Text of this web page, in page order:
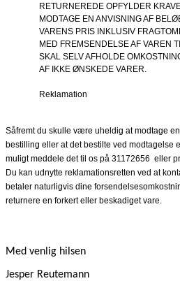
RETURNEREDE OPFYLDER
MODTAGE EN ANVISNING AF
VARENS PRIS INKLUSIV
MED FREMSENDELSE AF VAREN
SKAL SELV AFHOLDE
AF IKKE ØNSKEDE VARER.
Reklamation
Såfremt du skulle være uheldig at modtage
bestilling eller at det bestilte ved modtagelse
muligt meddele det til os på 31172656 eller
Du kan udnytte reklamationsretten ved at
betaler naturligvis dine
returnere en forkert eller beskadiget vare.
Med venlig hilsen
Jesper Reutemann